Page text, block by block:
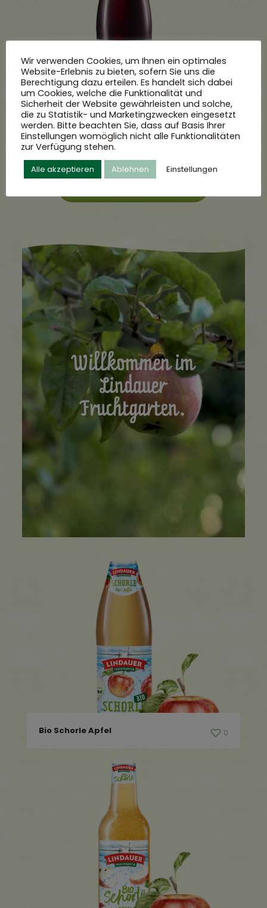
Willkommen im
Lindauer
Fruchtgarten.
Bio Schorle Apfel 0
Wir verwenden Cookies, um Ihnen ein optimales
Website-Erlebnis zu bieten, sofern Sie uns die
Berechtigung dazu erteilen. Es handelt sich dabei
um Cookies, welche die Funktionalität und
Sicherheit der Website gewährleisten und solche,
die zu Statistik- und Marketingzwecken eingesetzt
werden. Bitte beachten Sie, dass auf Basis Ihrer
Einstellungen womöglich nicht alle Funktionalitäten
zur Verfügung stehen.
Alle akzeptieren Ablehnen Einstellungen